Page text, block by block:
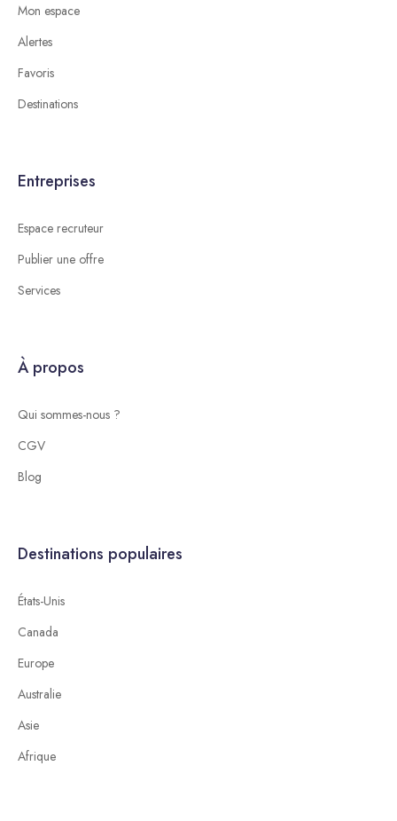
Mon espace
Alertes
Favoris
Destinations
Entreprises
Espace recruteur
Publier une offre
Services
À propos
Qui sommes-nous ?
CGV
Blog
Destinations populaires
États-Unis
Canada
Europe
Australie
Asie
Afrique